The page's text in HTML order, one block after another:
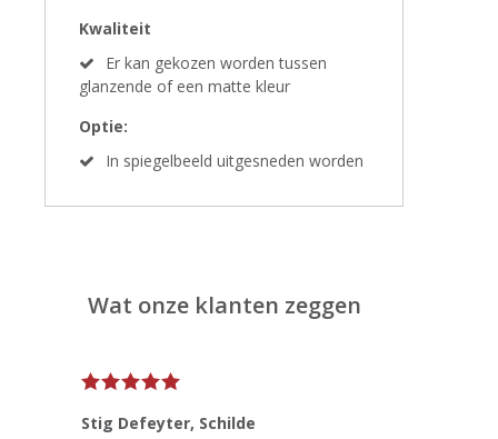
Kwaliteit
Er kan gekozen worden tussen
glanzende of een matte kleur
Optie:
In spiegelbeeld uitgesneden worden
Wat onze klanten zeggen
Stig Defeyter, Schilde